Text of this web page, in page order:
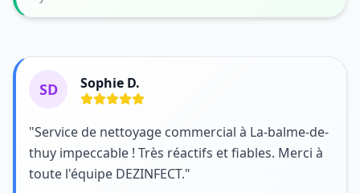
SD Sophie D.
"Service de nettoyage commercial à La-balme-de-
thuy impeccable ! Très réactifs et fiables. Merci à
toute l'équipe DEZINFECT."